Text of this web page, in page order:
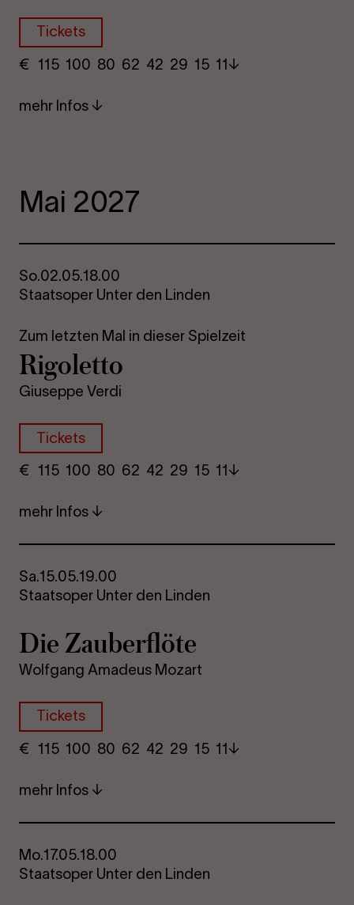
Tickets
€ ​ 115 100 80​ 62 42 29​ 15 11
mehr Infos
Mai 2027
So.02.05.18.00
Staatsoper Unter den Linden
Zum letzten Mal in dieser Spielzeit
Ri­go­let­to
Giuseppe Verdi
Tickets
€ ​ 115 100 80​ 62 42 29​ 15 11
mehr Infos
Sa.15.05.19.00
Staatsoper Unter den Linden
Die Zau­ber­flö­te
Wolfgang Amadeus Mozart
Tickets
€ ​ 115 100 80​ 62 42 29​ 15 11
mehr Infos
Mo.17.05.18.00
Staatsoper Unter den Linden